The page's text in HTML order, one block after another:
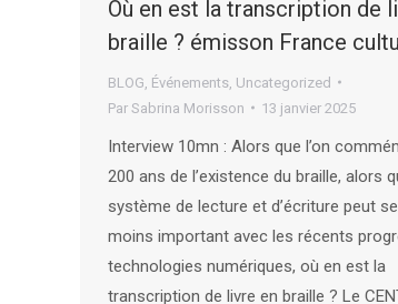
Où en est la transcription de
braille ? émisson France
BLOG Événements Uncategorized
Par Sabrina Morisson 13 janvier 2025
Interview 10mn : Alors que l’on
200 ans de l’existence du braille, alors
système de lecture et d’écriture peut
moins important avec les récents
technologies numériques, où en est la
transcription de livre en braille ? Le